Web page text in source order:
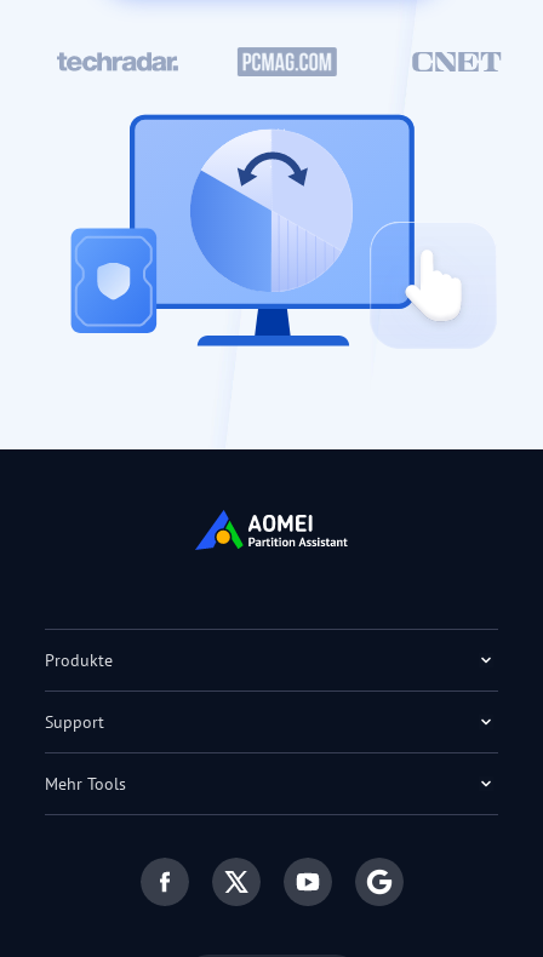
Produkte
Support
Mehr Tools